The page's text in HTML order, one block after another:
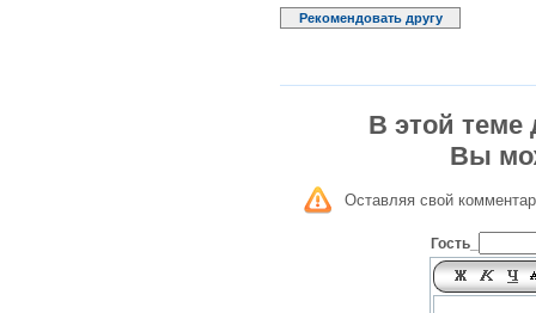
Рекомендовать другу
В этой теме
Вы
Оставляя свой
Гость_